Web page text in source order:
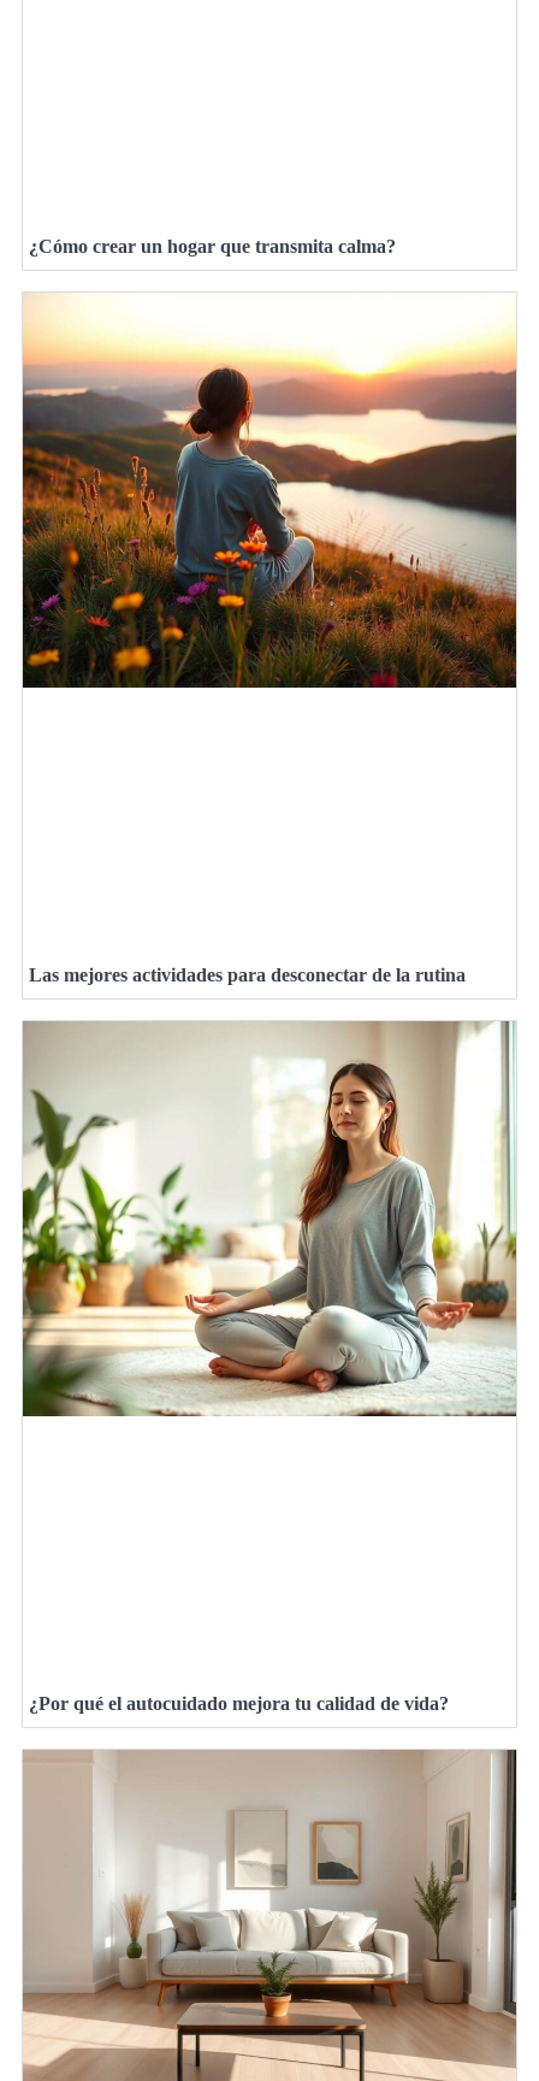
¿Cómo crear un hogar que transmita calma?
Las mejores actividades para desconectar de la rutina
¿Por qué el autocuidado mejora tu calidad de vida?